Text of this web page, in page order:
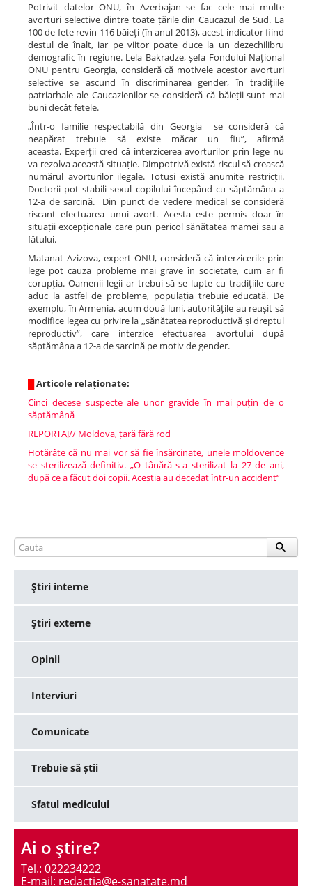
Potrivit datelor ONU, în Azerbajan se fac cele mai multe
avorturi selective dintre toate țările din Caucazul de Sud. La
100 de fete revin 116 băieți (în anul 2013), acest indicator fiind
destul de înalt, iar pe viitor poate duce la un dezechilibru
demografic în regiune. Lela Bakradze, șefa Fondului Național
ONU pentru Georgia, consideră că motivele acestor avorturi
selective se ascund în discriminarea gender, în tradițiile
patriarhale ale Caucazienilor se consideră că băieții sunt mai
buni decât fetele.
„Într-o familie respectabilă din Georgia se consideră că
neapărat trebuie să existe măcar un fiu”, afirmă
aceasta. Experții cred că interzicerea avorturilor prin lege nu
va rezolva această situație. Dimpotrivă există riscul să crească
numărul avorturilor ilegale. Totuși există anumite restricții.
Doctorii pot stabili sexul copilului începând cu săptămâna a
12-a de sarcină. Din punct de vedere medical se consideră
riscant efectuarea unui avort. Acesta este permis doar în
situații excepționale care pun pericol sănătatea mamei sau a
fătului.
Matanat Azizova, expert ONU, consideră că interzicerile prin
lege pot cauza probleme mai grave în societate, cum ar fi
corupția. Oamenii legii ar trebui să se lupte cu tradițiile care
aduc la astfel de probleme, populația trebuie educată. De
exemplu, în Armenia, acum două luni, autoritățile au reușit să
modifice legea cu privire la ,,sănătatea reproductivă și dreptul
reproductiv”, care interzice efectuarea avortului după
săptămâna a 12-a de sarcină pe motiv de gender.
Articole relaționate:
Cinci decese suspecte ale unor gravide în mai puțin de o
săptămână
REPORTAJ// Moldova, țară fără rod
Hotărâte că nu mai vor să fie însărcinate, unele moldovence
se sterilizează definitiv. „O tânără s-a sterilizat la 27 de ani,
după ce a făcut doi copii. Aceștia au decedat într-un accident“
Ştiri interne
Ştiri externe
Opinii
Interviuri
Comunicate
Trebuie să știi
Sfatul medicului
Ai o ştire?
Tel.: 022234222
E-mail: redactia@e-sanatate.md